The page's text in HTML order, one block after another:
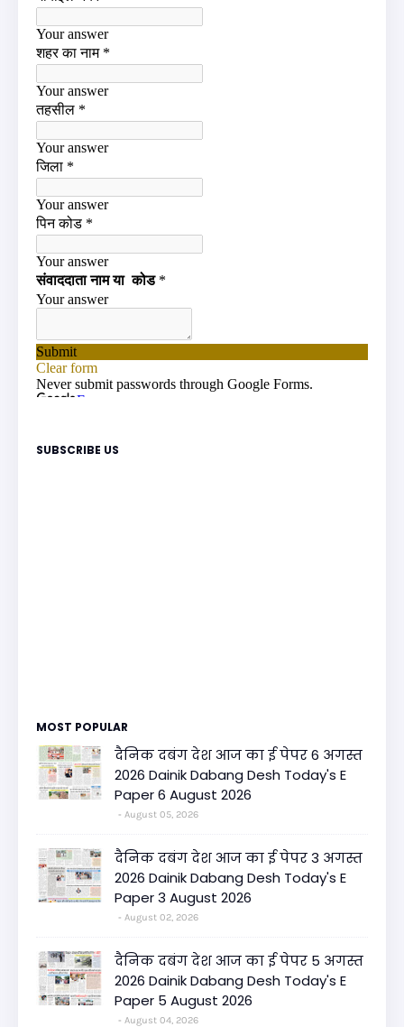
SUBSCRIBE US
MOST POPULAR
दैनिक दबंग देश आज का ई पेपर 6 अगस्त
2026 Dainik Dabang Desh Today's E
Paper 6 August 2026
August 05, 2026
दैनिक दबंग देश आज का ई पेपर 3 अगस्त
2026 Dainik Dabang Desh Today's E
Paper 3 August 2026
August 02, 2026
दैनिक दबंग देश आज का ई पेपर 5 अगस्त
2026 Dainik Dabang Desh Today's E
Paper 5 August 2026
August 04, 2026